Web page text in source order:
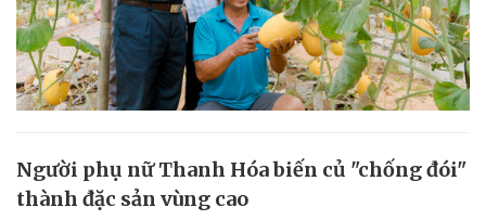
Người phụ nữ Thanh Hóa biến củ "chống đói"
thành đặc sản vùng cao